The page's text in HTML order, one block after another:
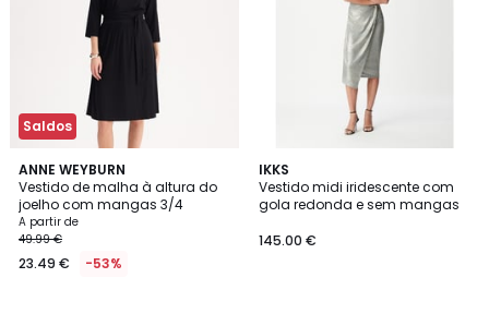
Saldos
ANNE WEYBURN
Vestido de malha à altura do
joelho com mangas 3/4
A partir de
49.99 €
23.49 € -53%
3,8
/ 5
2
Cores
IKKS
Vestido midi iridescente com
gola redonda e sem mangas
145.00 €
5
/
5